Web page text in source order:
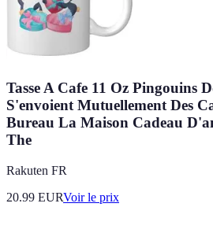
Tasse A Cafe 11 Oz Pingouins
S'envoient Mutuellement Des
Bureau La Maison Cadeau
The
Rakuten FR
20.99 EURVoir le prix